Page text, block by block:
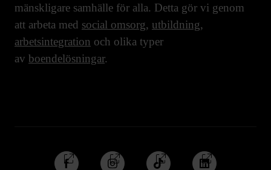
mänskligare samhälle för alla. Detta gör vi genom
att arbeta med social omsorg, utbildning,
arbetsintegration och olika typer
av boendelösningar.
Följ
Följ
Följ
Följ